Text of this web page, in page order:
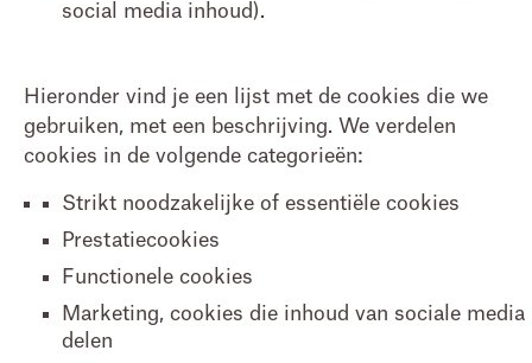
social media inhoud).
Hieronder vind je een lijst met de cookies die we
gebruiken, met een beschrijving. We verdelen
cookies in de volgende categorieën:
Strikt noodzakelijke of essentiële cookies
Prestatiecookies
Functionele cookies
Marketing, cookies die inhoud van sociale media
delen